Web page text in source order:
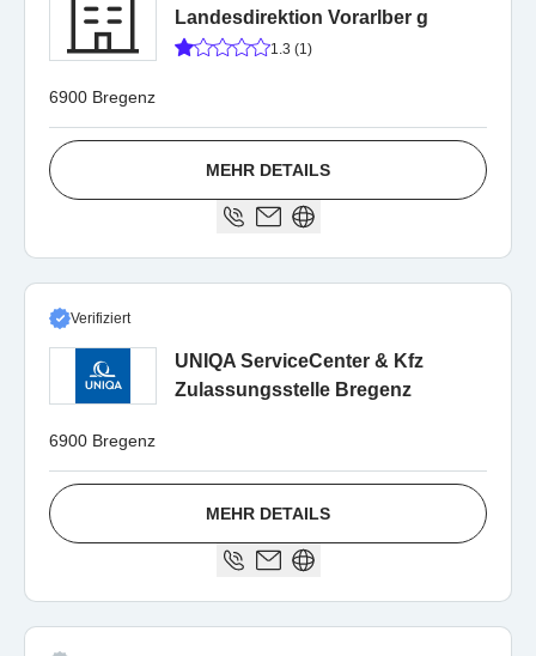
Landesdirektion Vorarlber g
1.3 (1)
6900 Bregenz
MEHR DETAILS
Verifiziert
UNIQA ServiceCenter & Kfz
Zulassungsstelle Bregenz
6900 Bregenz
MEHR DETAILS